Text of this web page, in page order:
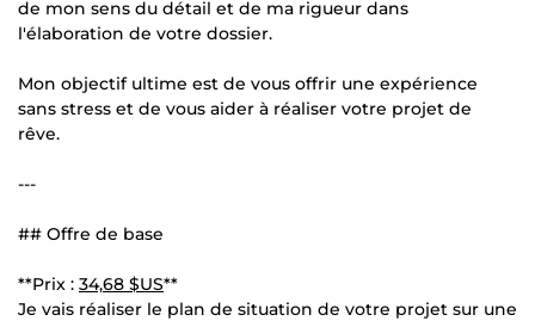
de mon sens du détail et de ma rigueur dans
l'élaboration de votre dossier.
Mon objectif ultime est de vous offrir une expérience
sans stress et de vous aider à réaliser votre projet de
rêve.
---
## Offre de base
**Prix : 34,68 $US**
Je vais réaliser le plan de situation de votre projet sur une